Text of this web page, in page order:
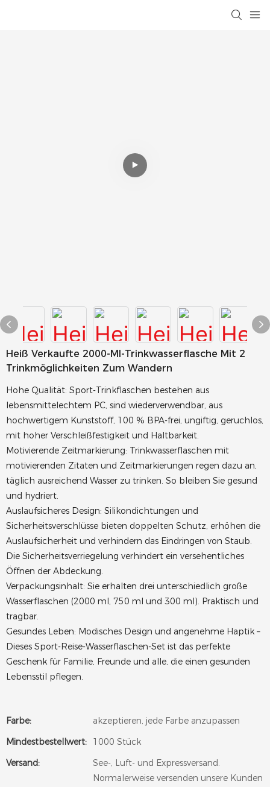
Heiß Verkaufte 2000-Ml-Trinkwasserflasche Mit 2
Trinkmöglichkeiten Zum Wandern
Hohe Qualität: Sport-Trinkflaschen bestehen aus
lebensmittelechtem PC, sind wiederverwendbar, aus
hochwertigem Kunststoff, 100 % BPA-frei, ungiftig, geruchlos,
mit hoher Verschleißfestigkeit und Haltbarkeit.
Motivierende Zeitmarkierung: Trinkwasserflaschen mit
motivierenden Zitaten und Zeitmarkierungen regen dazu an,
täglich ausreichend Wasser zu trinken. So bleiben Sie gesund
und hydriert.
Auslaufsicheres Design: Silikondichtungen und
Sicherheitsverschlüsse bieten doppelten Schutz, erhöhen die
Auslaufsicherheit und verhindern das Eindringen von Staub.
Die Sicherheitsverriegelung verhindert ein versehentliches
Öffnen der Abdeckung.
Verpackungsinhalt: Sie erhalten drei unterschiedlich große
Wasserflaschen (2000 ml, 750 ml und 300 ml). Praktisch und
tragbar.
Gesundes Leben: Modisches Design und angenehme Haptik –
Dieses Sport-Reise-Wasserflaschen-Set ist das perfekte
Geschenk für Familie, Freunde und alle, die einen gesunden
Lebensstil pflegen.
Farbe:
akzeptieren, jede Farbe anzupassen
Mindestbestellwert:
1000 Stück
Versand:
See-, Luft- und Expressversand.
Normalerweise versenden unsere Kunden